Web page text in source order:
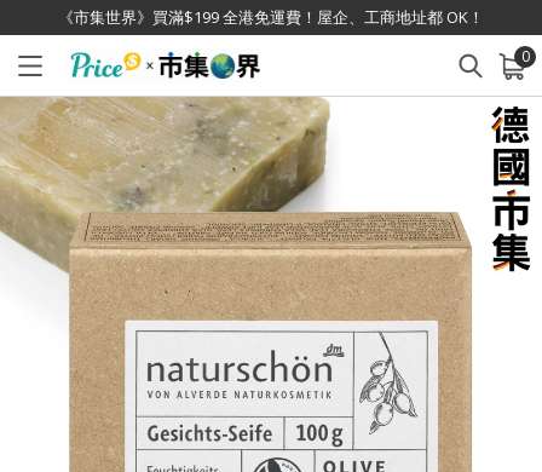
《市集世界》買滿$199 全港免運費！屋企、工商地址都 OK！
0
已加入購物車 查看